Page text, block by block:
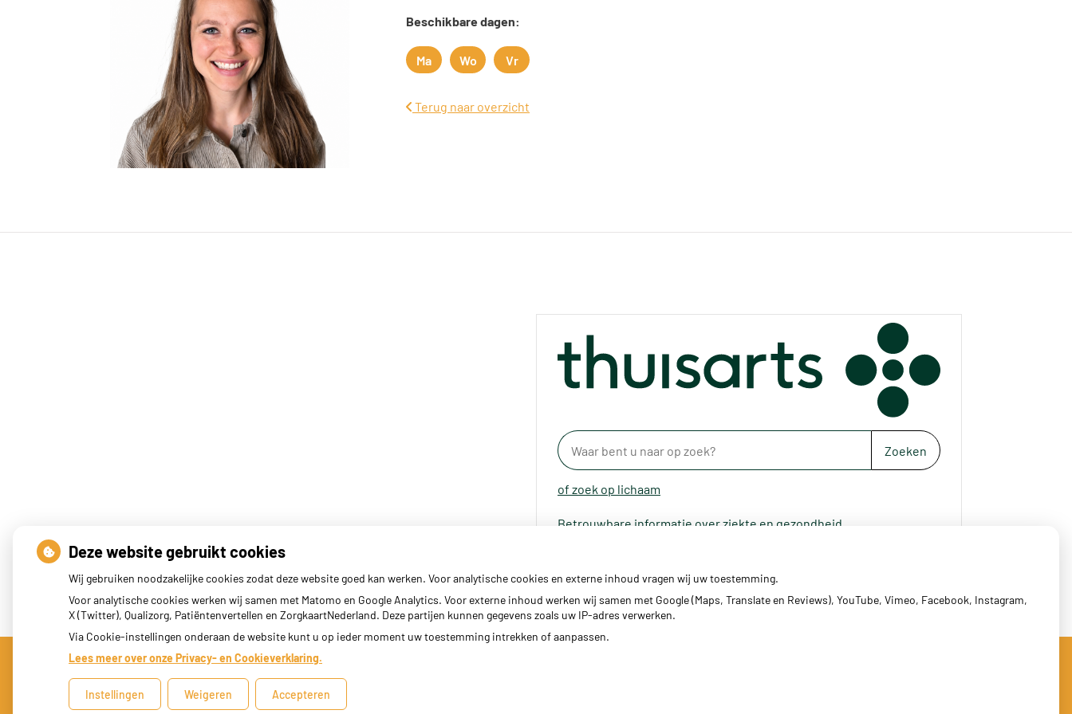
Beschikbare dagen:
Maandag
Ma Woensdag
Wo Vrijdag
Vr
Terug naar overzicht
Zoeken
of zoek op lichaam
Betrouwbare informatie over ziekte en gezondheid
Uw Zorg Online|Beheer
Deze website gebruikt cookies
Wij gebruiken noodzakelijke cookies zodat deze website goed kan werken. Voor analytische cookies en externe inhoud vragen wij uw toestemming.
Voor analytische cookies werken wij samen met Matomo en Google Analytics. Voor externe inhoud werken wij samen met Google (Maps, Translate en Reviews), YouTube, Vimeo, Facebook, Instagram,
X (Twitter), Qualizorg, Patiëntenvertellen en ZorgkaartNederland. Deze partijen kunnen gegevens zoals uw IP-adres verwerken.
Via Cookie-instellingen onderaan de website kunt u op ieder moment uw toestemming intrekken of aanpassen.
Lees meer over onze Privacy- en Cookieverklaring.
Instellingen Weigeren Accepteren